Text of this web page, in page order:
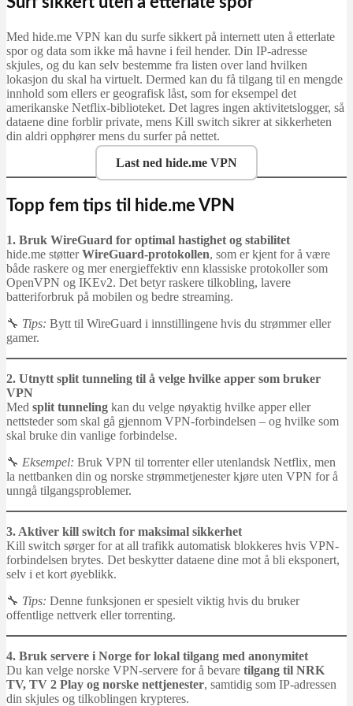
Med hide.me VPN kan du surfe sikkert på internett uten å etterlate
spor og data som ikke må havne i feil hender. Din IP-adresse
skjules, og du kan selv bestemme fra listen over land hvilken
lokasjon du skal ha virtuelt. Dermed kan du få tilgang til en mengde
innhold som ellers er geografisk låst, som for eksempel det
amerikanske Netflix-biblioteket. Det lagres ingen aktivitetslogger, så
dataene dine forblir private, mens Kill switch sikrer at sikkerheten
din aldri opphører mens du surfer på nettet.
Last ned hide.me VPN
Topp fem tips til hide.me VPN
1. Bruk WireGuard for optimal hastighet og stabilitet
hide.me støtterWireGuard-protokollen, som er kjent for å være
både raskere og mer energieffektiv enn klassiske protokoller som
OpenVPN og IKEv2. Det betyr raskere tilkobling, lavere
batteriforbruk på mobilen og bedre streaming.
🔧 Tips: Bytt til WireGuard i innstillingene hvis du strømmer eller
gamer.
2. Utnytt split tunneling til å velge hvilke apper som bruker
VPN
Med split tunneling kan du velge nøyaktig hvilke apper eller
nettsteder som skal gå gjennom VPN-forbindelsen – og hvilke som
skal bruke din vanlige forbindelse.
🔧 Eksempel: Bruk VPN til torrenter eller utenlandsk Netflix, men
la nettbanken din og norske strømmetjenester kjøre uten VPN for å
unngå tilgangsproblemer.
3. Aktiver kill switch for maksimal sikkerhet
Kill switch sørger for at all trafikk automatisk blokkeres hvis VPN-
forbindelsen brytes. Det beskytter dataene dine mot å bli eksponert,
selv i et kort øyeblikk.
🔧 Tips: Denne funksjonen er spesielt viktig hvis du bruker
offentlige nettverk eller torrenting.
4. Bruk servere i Norge for lokal tilgang med anonymitet
Du kan velge norske VPN-servere for å bevare tilgang til NRK
TV, TV 2 Play og norske nettjenester, samtidig som IP-adressen
din skjules og tilkoblingen krypteres.